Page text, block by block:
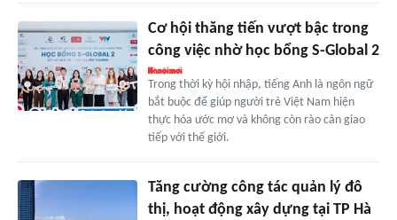
Cơ hội thăng tiến vượt bậc trong
công việc nhờ học bổng S-Global 2
Trong thời kỳ hội nhập, tiếng Anh là ngôn ngữ
bắt buộc để giúp người trẻ Việt Nam hiện
thực hóa ước mơ và không còn rào cản giao
tiếp với thế giới.
Tăng cường công tác quản lý đô
thị, hoạt động xây dựng tại TP Hà